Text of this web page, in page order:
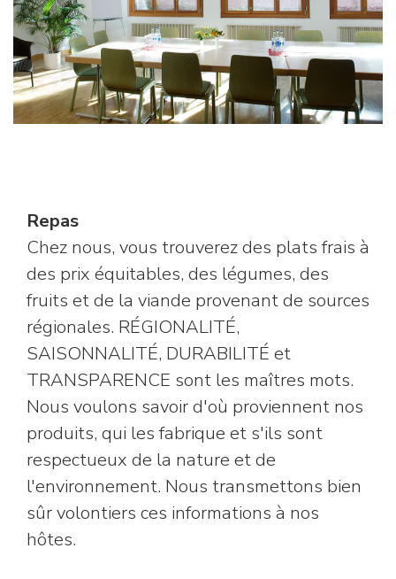
Repas
Chez nous, vous trouverez des plats frais à
des prix équitables, des légumes, des
fruits et de la viande provenant de sources
régionales. RÉGIONALITÉ,
SAISONNALITÉ, DURABILITÉ et
TRANSPARENCE sont les maîtres mots.
Nous voulons savoir d'où proviennent nos
produits, qui les fabrique et s'ils sont
respectueux de la nature et de
l'environnement. Nous transmettons bien
sûr volontiers ces informations à nos
hôtes.